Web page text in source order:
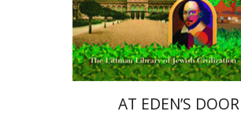
הנחת אתר ספר מודפס
$50
$45
AT EDEN’S DOOR